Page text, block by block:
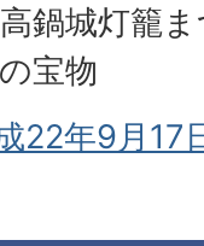
鍋城灯籠
宝物
22年9月17